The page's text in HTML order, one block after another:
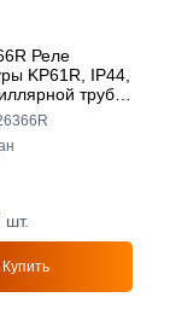
Реле
KP61R, IP44,
трубки
группа
шт.
Купить